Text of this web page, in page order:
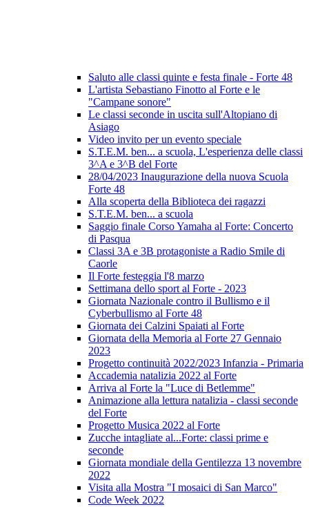
Saluto alle classi quinte e festa finale - Forte 48
L'artista Sebastiano Finotto al Forte e le
"Campane sonore"
Le classi seconde in uscita sull'Altopiano di
Asiago
Video invito per un evento speciale
S.T.E.M. ben... a scuola, L'esperienza delle classi
3^A e 3^B del Forte
28/04/2023 Inaugurazione della nuova Scuola
Forte 48
Alla scoperta della Biblioteca dei ragazzi
S.T.E.M. ben... a scuola
Saggio finale Corso Yamaha al Forte: Concerto
di Pasqua
Classi 3A e 3B protagoniste a Radio Smile di
Caorle
Il Forte festeggia l'8 marzo
Settimana dello sport al Forte - 2023
Giornata Nazionale contro il Bullismo e il
Cyberbullismo al Forte 48
Giornata dei Calzini Spaiati al Forte
Giornata della Memoria al Forte 27 Gennaio
2023
Progetto continuità 2022/2023 Infanzia - Primaria
Accademia natalizia 2022 al Forte
Arriva al Forte la "Luce di Betlemme"
Animazione alla lettura natalizia - classi seconde
del Forte
Progetto Musica 2022 al Forte
Zucche intagliate al...Forte: classi prime e
seconde
Giornata mondiale della Gentilezza 13 novembre
2022
Visita alla Mostra "I mosaici di San Marco"
Code Week 2022